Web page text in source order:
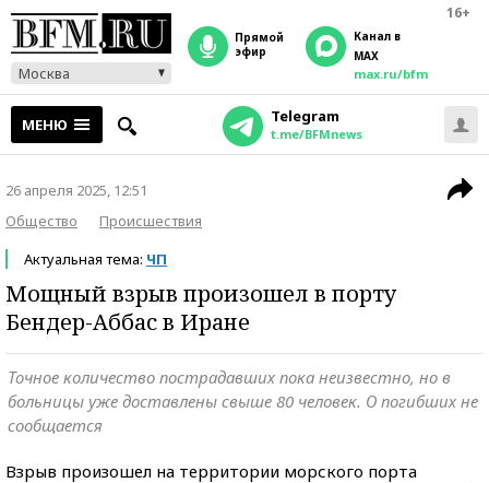
16+
Москва
прямой
эфир
Канал в
MAX
max.ru/bfm
МЕНЮ Telegram
t.me/BFMnews
26 апреля 2025, 12:51
Общество
Происшествия
Актуальная тема: ЧП
Мощный взрыв произошел в порту
Бендер-Аббас в Иране
Точное количество пострадавших пока неизвестно, но в
больницы уже доставлены свыше 80 человек. О погибших не
сообщается
Взрыв произошел на территории морского порта